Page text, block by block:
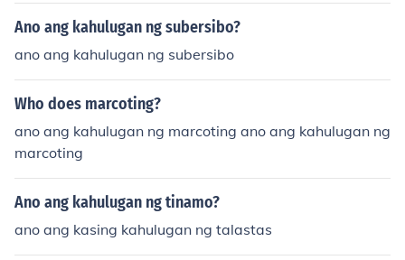
Ano ang kahulugan ng subersibo?
ano ang kahulugan ng subersibo
Who does marcoting?
ano ang kahulugan ng marcoting ano ang kahulugan ng
marcoting
Ano ang kahulugan ng tinamo?
ano ang kasing kahulugan ng talastas